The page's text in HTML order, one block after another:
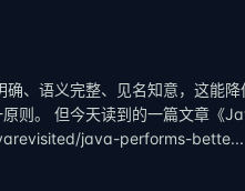
、语义完整、见名知意，这能
则。 但今天读到的一篇文章《
java-performs-bette...